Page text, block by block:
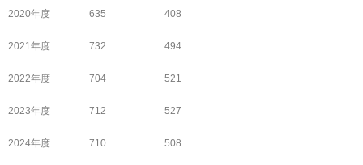
2020年度 635 408
2021年度 732 494
2022年度 704 521
2023年度 712 527
2024年度 710 508